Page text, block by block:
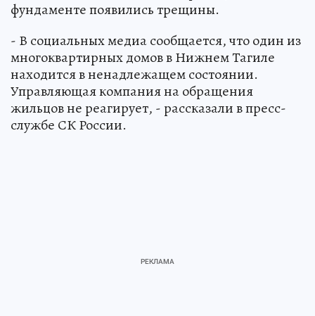
фундаменте появились трещины.
- В социальных медиа сообщается, что один из
многоквартирных домов в Нижнем Тагиле
находится в ненадлежащем состоянии.
Управляющая компания на обращения
жильцов не реагирует, - рассказали в пресс-
службе СК России.